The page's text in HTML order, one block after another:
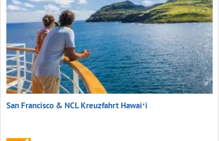
San Francisco & NCL Kreuzfahrt Hawaiʻi